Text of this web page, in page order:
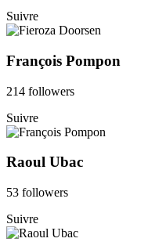
Suivre
François Pompon
214 followers
Suivre
Raoul Ubac
53 followers
Suivre